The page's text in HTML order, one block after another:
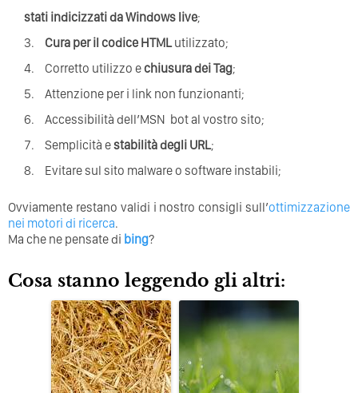
stati indicizzati da Windows live;
Cura per il codice HTML utilizzato;
Corretto utilizzo echiusura dei Tag;
Attenzione per i link non funzionanti;
Accessibilità dell’MSN bot al vostro sito;
Semplicità estabilità degli URL;
Evitare sul sito malware o software instabili;
Ovviamente restano validi i nostro consigli sull’ottimizzazione
nei motori di ricerca.
Ma che ne pensate di bing?
Cosa stanno leggendo gli altri: